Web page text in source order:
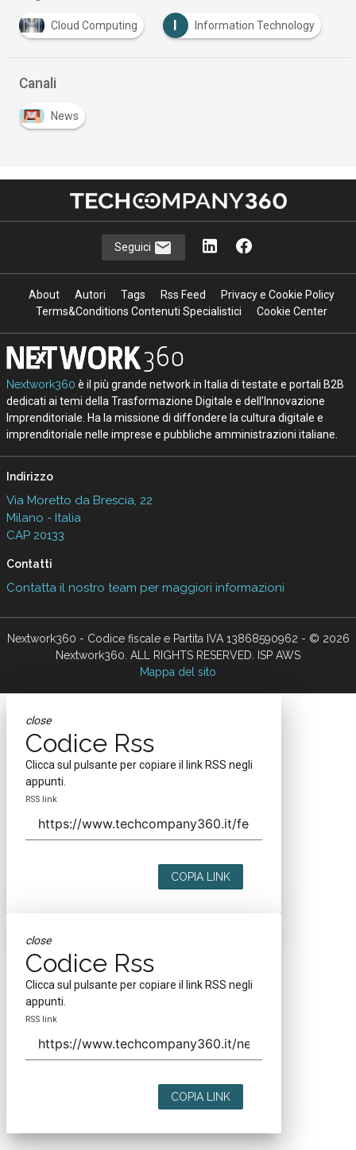
Cloud Computing I Information Technology I
Canali
News
Seguici
About Autori Tags Rss Feed
Privacy e Cookie Policy
Terms&Conditions Contenuti Specialistici
Cookie Center
Nextwork360 è il più grande network in Italia di testate e portali B2B
dedicati ai temi della Trasformazione Digitale e dell’Innovazione
Imprenditoriale. Ha la missione di diffondere la cultura digitale e
imprenditoriale nelle imprese e pubbliche amministrazioni italiane.
Indirizzo
Via Moretto da Brescia, 22
Milano - Italia
CAP 20133
Contatti
Contatta il nostro team per maggiori informazioni
Nextwork360 - Codice fiscale e Partita IVA 13868590962 - © 2026
Nextwork360. ALL RIGHTS RESERVED. ISP AWS
Mappa del sito
close
Codice Rss
Clicca sul pulsante per copiare il link RSS negli
appunti.
RSS link
COPIA LINK
close
Codice Rss
Clicca sul pulsante per copiare il link RSS negli
appunti.
RSS link
COPIA LINK